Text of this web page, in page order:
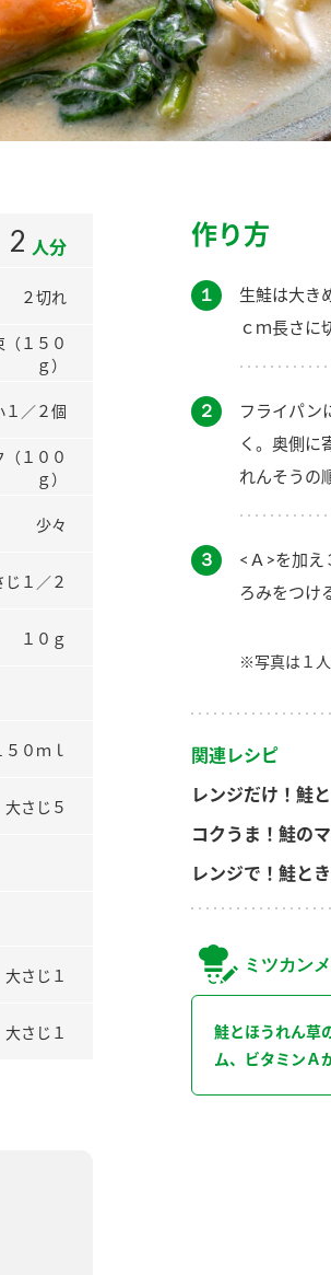
2 人分
２切れ
（１５０
ｇ）
１／２個
（１００
ｇ）
少々
じ１／２
１０ｇ
５０ｍｌ
大さじ５
大さじ１
大さじ１
作り方
１
生鮭は大き
ｃｍ長さに
２
フライパン
く。奥側に
れんそうの
３
<Ａ>を加え
ろみをつけ
※写真は１人
関連レシピ
レンジだけ！鮭
コクうま！鮭の
レンジで！鮭と
ミツカン
鮭とほうれん草
ム、ビタミンＡ